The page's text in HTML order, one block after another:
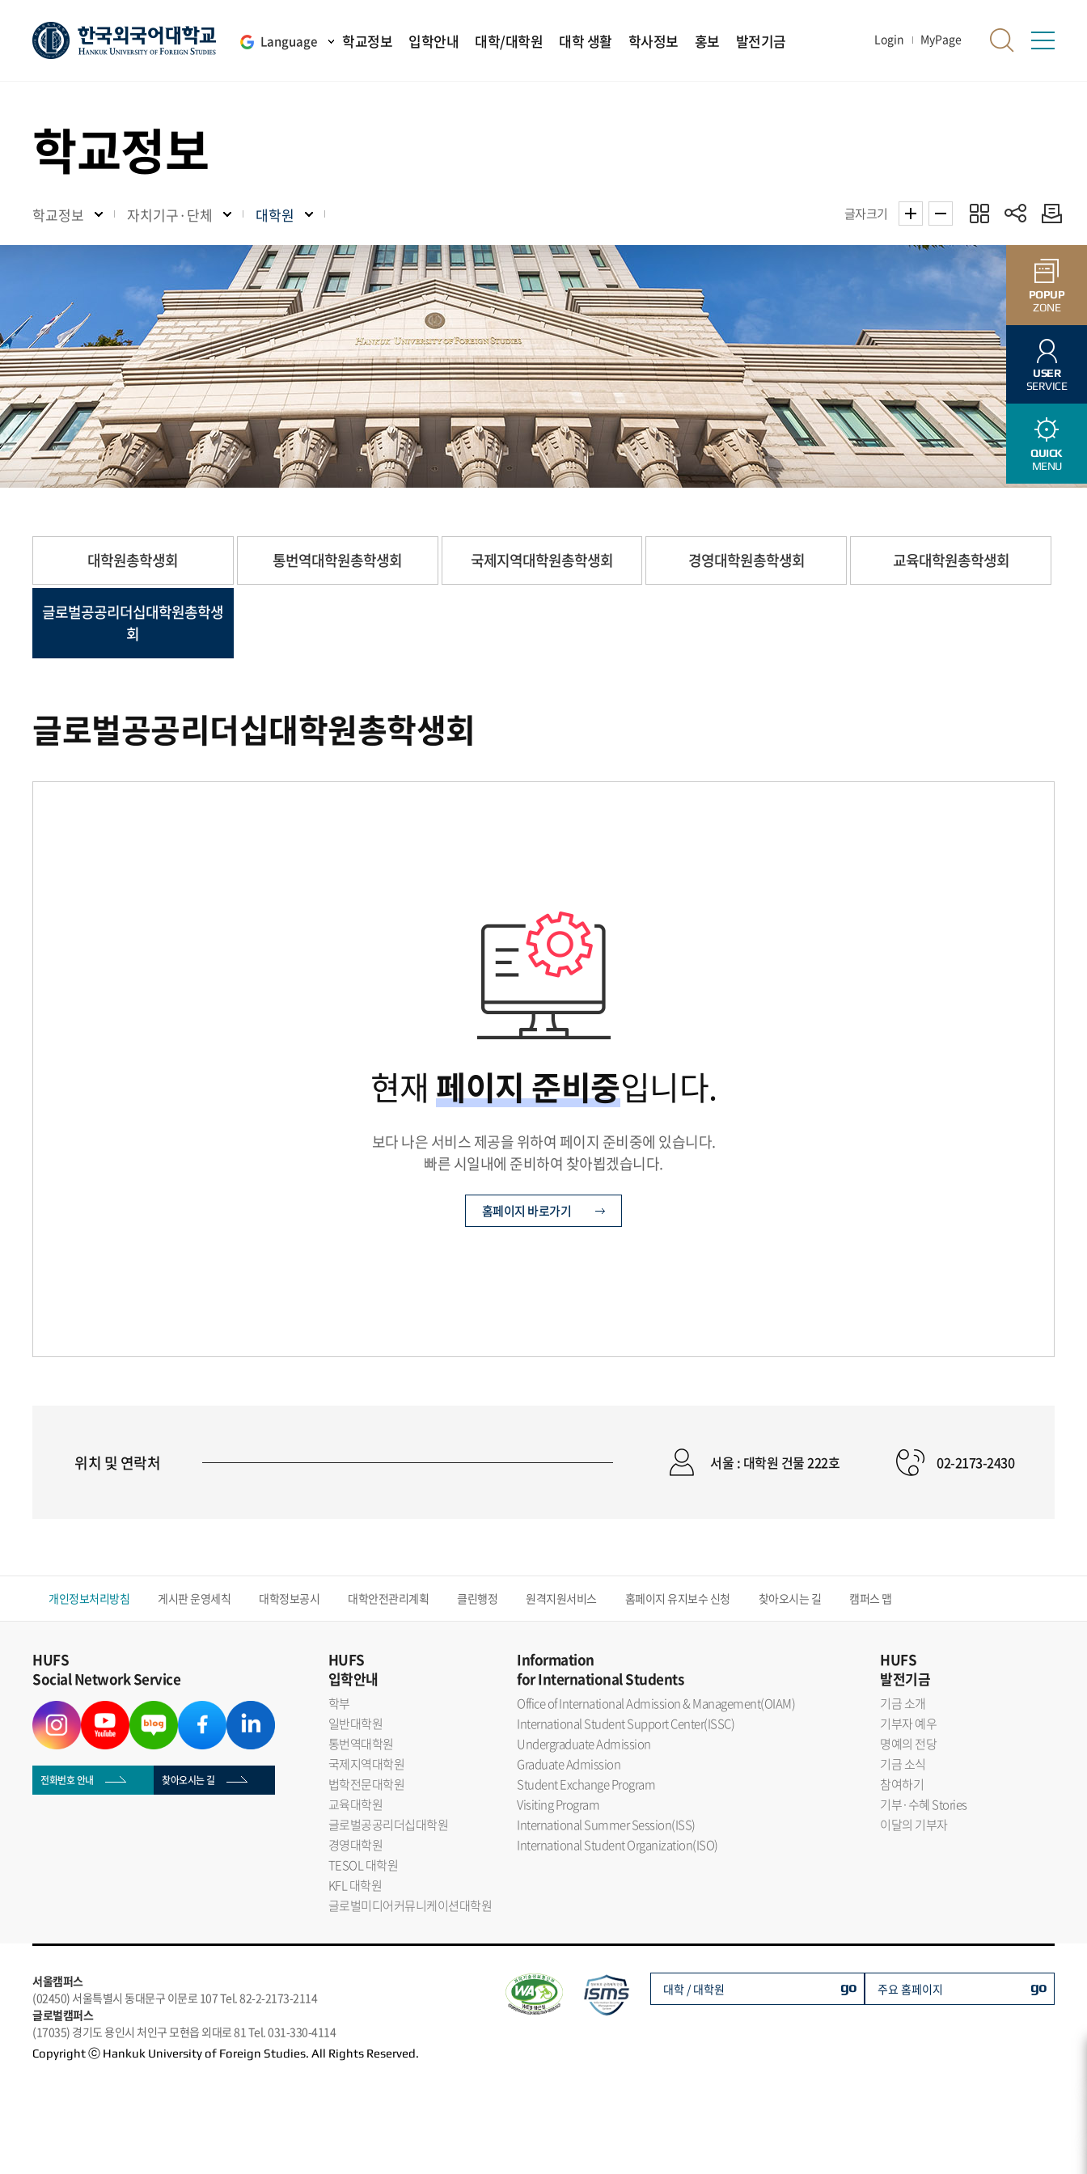
Language 학교정보 입학안내 대학/대학원 대학 생활 학사정보 홍보 발전기금 Login MyPage
POPUP
ZONE
USER
SERVICE
QUICK
MENU
학교정보
학교정보 자치기구·단체 대학원 글자크기
대학원총학생회 통번역대학원총학생회 국제지역대학원총학생회 경영대학원총학생회 교육대학원총학생회
글로벌공공리더십대학원총학생
회
글로벌공공리더십대학원총학생회
현재 페이지 준비중입니다.
보다 나은 서비스 제공을 위하여 페이지 준비중에 있습니다.
빠른 시일내에 준비하여 찾아뵙겠습니다.
홈페이지 바로가기
위치 및 연락처 서울 : 대학원 건물 222호 02-2173-2430
개인정보처리방침 게시판 운영세칙 대학정보공시 대학안전관리계획 클린행정 원격지원서비스 홈페이지 유지보수 신청 찾아오시는 길 캠퍼스 맵
HUFS
Social Network Service
전화번호 안내 찾아오시는 길
HUFS
입학안내
학부
일반대학원
통번역대학원
국제지역대학원
법학전문대학원
교육대학원
글로벌공공리더십대학원
경영대학원
TESOL 대학원
KFL 대학원
글로벌미디어커뮤니케이션대학원
Information
for International Students
Office of International Admission & Management(OIAM)
International Student Support Center(ISSC)
Undergraduate Admission
Graduate Admission
Student Exchange Program
Visiting Program
International Summer Session(ISS)
International Student Organization(ISO)
HUFS
발전기금
기금 소개
기부자 예우
명예의 전당
기금 소식
참여하기
기부·수혜 Stories
이달의 기부자
서울캠퍼스
(02450) 서울특별시 동대문구 이문로 107 Tel. 82-2-2173-2114
글로벌캠퍼스
(17035) 경기도 용인시 처인구 모현읍 외대로 81 Tel. 031-330-4114
Copyright ⓒ Hankuk University of Foreign Studies. All Rights Reserved.
대학 / 대학원 go 주요 홈페이지 go